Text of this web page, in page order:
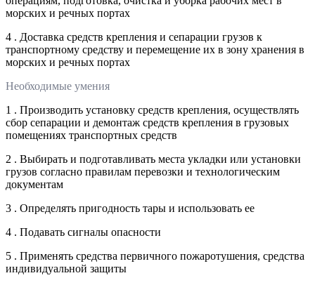
морских и речных портах
4 . Доставка средств крепления и сепарации грузов к
транспортному средству и перемещение их в зону хранения в
морских и речных портах
Необходимые умения
1 . Производить установку средств крепления, осуществлять
сбор сепарации и демонтаж средств крепления в грузовых
помещениях транспортных средств
2 . Выбирать и подготавливать места укладки или установки
грузов согласно правилам перевозки и технологическим
документам
3 . Определять пригодность тары и использовать ее
4 . Подавать сигналы опасности
5 . Применять средства первичного пожаротушения, средства
индивидуальной защиты